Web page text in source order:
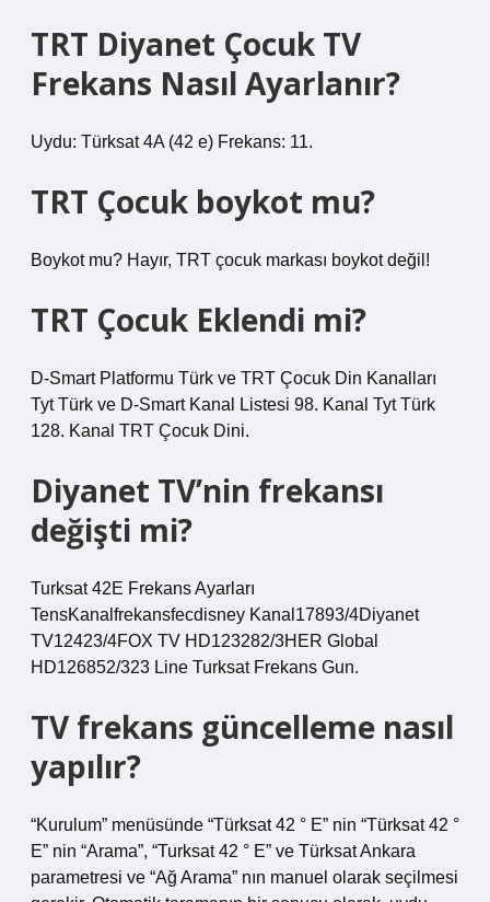
TRT Diyanet Çocuk TV
Frekans Nasıl Ayarlanır?
Uydu: Türksat 4A (42 e) Frekans: 11.
TRT Çocuk boykot mu?
Boykot mu? Hayır, TRT çocuk markası boykot değil!
TRT Çocuk Eklendi mi?
D-Smart Platformu Türk ve TRT Çocuk Din Kanalları
Tyt Türk ve D-Smart Kanal Listesi 98. Kanal Tyt Türk
128. Kanal TRT Çocuk Dini.
Diyanet TV’nin frekansı
değişti mi?
Turksat 42E Frekans Ayarları
TensKanalfrekansfecdisney Kanal17893/4Diyanet
TV12423/4FOX TV HD123282/3HER Global
HD126852/323 Line Turksat Frekans Gun.
TV frekans güncelleme nasıl
yapılır?
“Kurulum” menüsünde “Türksat 42 ° E” nin “Türksat 42 °
E” nin “Arama”, “Turksat 42 ° E” ve Türksat Ankara
parametresi ve “Ağ Arama” nın manuel olarak seçilmesi